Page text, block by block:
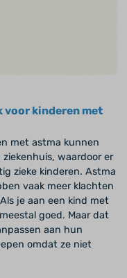
voor kinderen met
met astma kunnen
waardoor er
zieke kinderen. Astma
vaak meer klachten
je aan een kind met
goed. Maar dat
aan hun
omdat ze niet